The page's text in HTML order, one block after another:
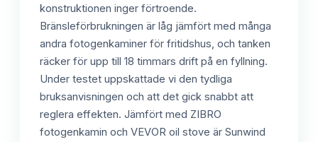
konstruktionen inger förtroende.
Bränsleförbrukningen är låg jämfört med många
andra fotogenkaminer för fritidshus, och tanken
räcker för upp till 18 timmars drift på en fyllning.
Under testet uppskattade vi den tydliga
bruksanvisningen och att det gick snabbt att
reglera effekten. Jämfört med ZIBRO
fotogenkamin och VEVOR oil stove är Sunwind